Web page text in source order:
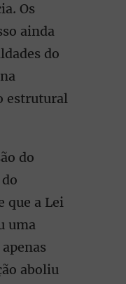
Os
ainda
do
estrutural
do
que a Lei
uma
aboliu